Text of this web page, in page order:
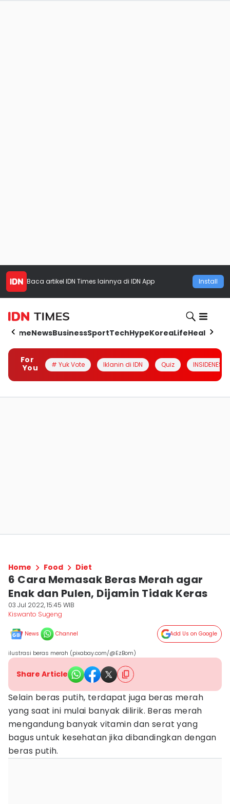
Baca artikel IDN Times lainnya di IDN App Install
HomeNewsBusinessSportTechHypeKoreaLifeHealth
For
You
# Yuk Vote Iklanin di IDN Quiz INSIDENESIA
Home Food Diet
6 Cara Memasak Beras Merah agar
Enak dan Pulen, Dijamin Tidak Keras
03 Jul 2022, 15:45 WIB
Kiswanto Sugeng
News Channel Add Us on Google
ilustrasi beras merah (pixabay.com/@EzBom)
Share Article
Selain beras putih, terdapat juga beras merah
yang saat ini mulai banyak dilirik. Beras merah
mengandung banyak vitamin dan serat yang
bagus untuk kesehatan jika dibandingkan dengan
beras putih.